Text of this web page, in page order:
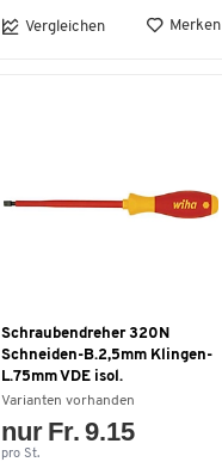
Vergleichen Merken
Schraubendreher 320N
Schneiden-B.2,5mm Klingen-
L.75mm VDE isol.
Varianten vorhanden
nur Fr. 9.15
pro St.